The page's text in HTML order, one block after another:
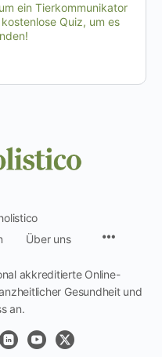
ein Tierkommunikator
Quiz, um es
Über uns
akkreditierte Online-
Gesundheit und
an.